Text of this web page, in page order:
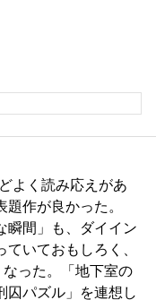
よく読み応えがあ
作が良かった。
瞬間」も、ダイイン
いておもしろく、
なった。「地下室の
囚パズル」を連想し